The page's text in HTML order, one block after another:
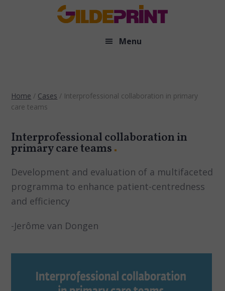
Menu
Home / Cases / Interprofessional collaboration in primary
care teams
Interprofessional collaboration in
primary care teams
Development and evaluation of a multifaceted
programma to enhance patient-centredness
and efficiency
-Jerôme van Dongen